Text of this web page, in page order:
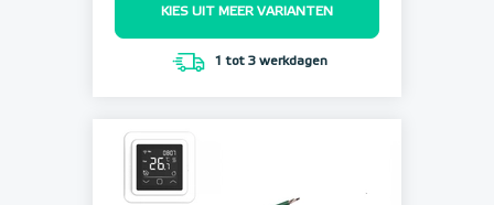
KIES UIT MEER VARIANTEN
1 tot 3 werkdagen